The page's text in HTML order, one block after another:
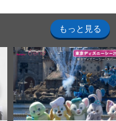
もっと見る